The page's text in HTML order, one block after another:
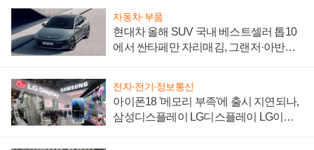
자동차·부품
현대차 올해 SUV 국내 베스트셀러 톱10
에서 싼타페만 자리매김, 그랜저·아반떼
전자·전기·정보통신
아이폰18 '메모리 부족'에 출시 지연되나,
삼성디스플레이 LG디스플레이 LG이노